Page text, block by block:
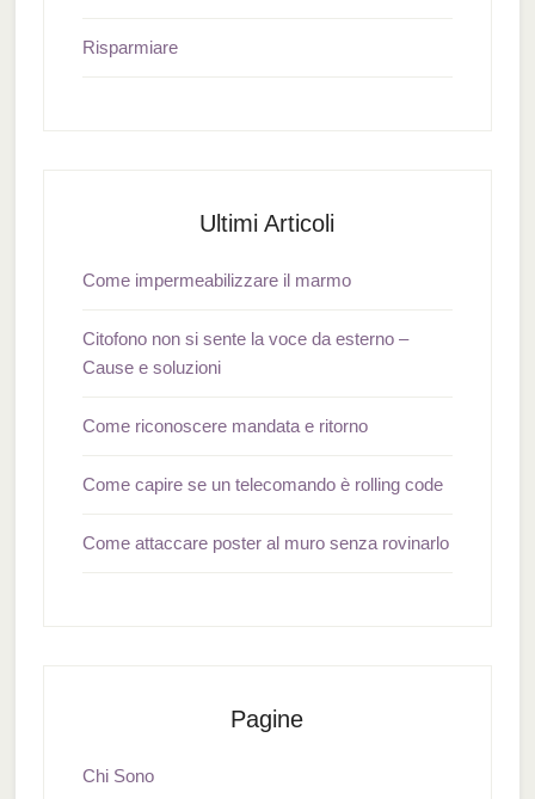
Risparmiare
Ultimi Articoli
Come impermeabilizzare il marmo
Citofono non si sente la voce da esterno –
Cause e soluzioni
Come riconoscere mandata e ritorno
Come capire se un telecomando è rolling code
Come attaccare poster al muro senza rovinarlo
Pagine
Chi Sono